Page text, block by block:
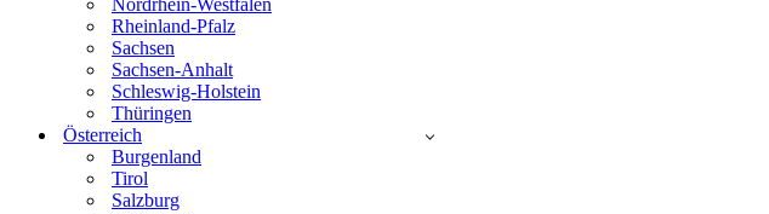
Nordrhein-Westfalen
Rheinland-Pfalz
Sachsen
Sachsen-Anhalt
Schleswig-Holstein
Thüringen
Österreich
Burgenland
Tirol
Salzburg